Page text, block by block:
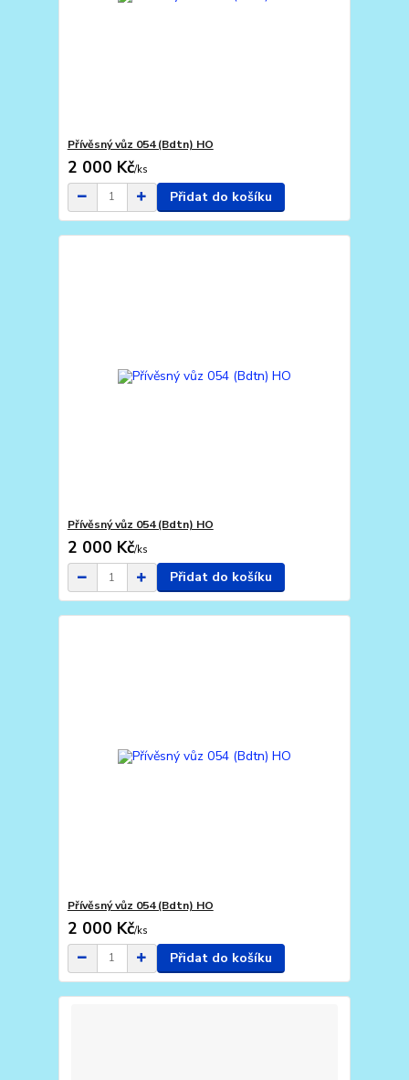
Přívěsný vůz 054 (Bdtn) HO
2 000 Kč/ks
Přidat do košíku
Přívěsný vůz 054 (Bdtn) HO
2 000 Kč/ks
Přidat do košíku
Přívěsný vůz 054 (Bdtn) HO
2 000 Kč/ks
Přidat do košíku